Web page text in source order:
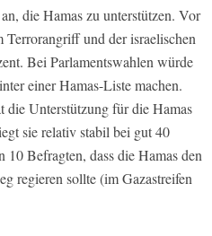
die Hamas zu unterstützen. Vor
und der israelischen
Bei Parlamentswahlen würde
einer Hamas-Liste machen.
die Unterstützung für die Hamas
sie relativ stabil bei gut 40
10 Befragten, dass die Hamas den
regieren sollte (im Gazastreifen